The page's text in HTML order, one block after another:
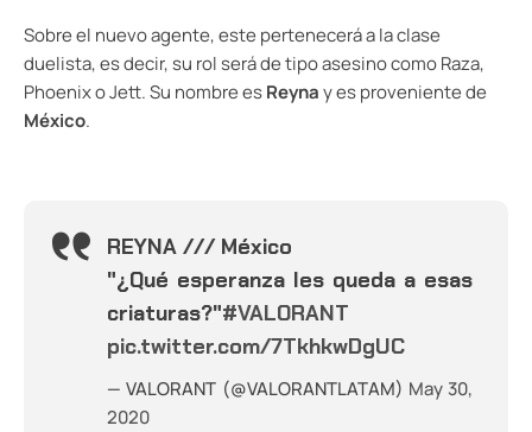
Sobre el nuevo agente, este pertenecerá a la clase
duelista, es decir, su rol será de tipo asesino como Raza,
Phoenix o Jett. Su nombre esReynay es proveniente de
México.
REYNA /// México
"¿Qué esperanza les queda a esas
criaturas?"#VALORANT
pic.twitter.com/7TkhkwDgUC
— VALORANT (@VALORANTLATAM) May 30,
2020